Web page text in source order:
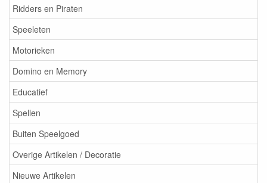
Ridders en Piraten
Speeleten
Motorieken
Domino en Memory
Educatief
Spellen
Buiten Speelgoed
Overige Artikelen / Decoratie
Nieuwe Artikelen